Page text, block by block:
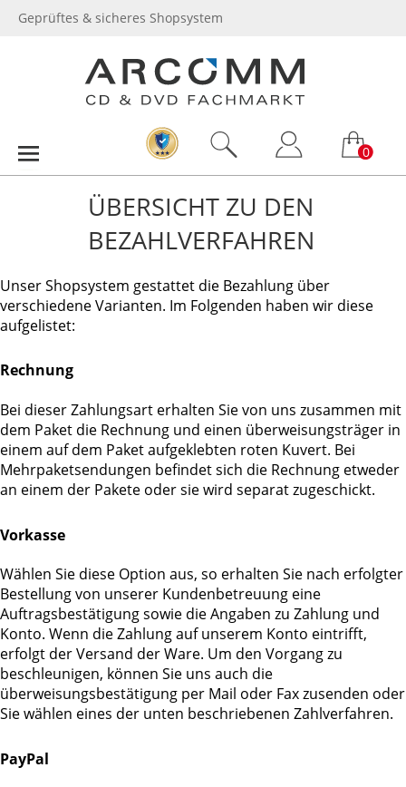
Geprüftes & sicheres Shopsystem
0
ÜBERSICHT ZU DEN
BEZAHLVERFAHREN
Unser Shopsystem gestattet die Bezahlung über
verschiedene Varianten. Im Folgenden haben wir diese
aufgelistet:
Rechnung
Bei dieser Zahlungsart erhalten Sie von uns zusammen mit
dem Paket die Rechnung und einen überweisungsträger in
einem auf dem Paket aufgeklebten roten Kuvert. Bei
Mehrpaketsendungen befindet sich die Rechnung etweder
an einem der Pakete oder sie wird separat zugeschickt.
Vorkasse
Wählen Sie diese Option aus, so erhalten Sie nach erfolgter
Bestellung von unserer Kundenbetreuung eine
Auftragsbestätigung sowie die Angaben zu Zahlung und
Konto. Wenn die Zahlung auf unserem Konto eintrifft,
erfolgt der Versand der Ware. Um den Vorgang zu
beschleunigen, können Sie uns auch die
überweisungsbestätigung per Mail oder Fax zusenden oder
Sie wählen eines der unten beschriebenen Zahlverfahren.
PayPal